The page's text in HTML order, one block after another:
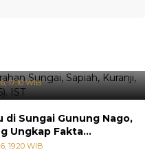
Titik Banjir Terdeteksi di
17:10 WIB
di Sungai Gunung Nago,
Ungkap Fakta
19:20 WIB